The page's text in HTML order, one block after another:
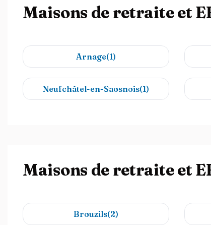
Maisons de retraite et
Arnage(1)
Neufchâtel-en-Saosnois(1)
Maisons de retraite et
Brouzils(2)